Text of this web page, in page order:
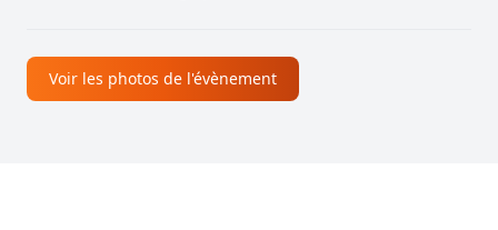
Voir les photos de l'évènement